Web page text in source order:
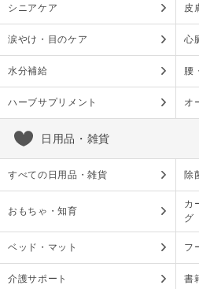
シニアケア 皮
涙やけ・目のケア 心
水分補給 腰
ハーブサプリメント オ
日用品・雑貨
すべての日用品・雑貨 除
おもちゃ・知育
カ
グ
ベッド・マット フ
介護サポート 書